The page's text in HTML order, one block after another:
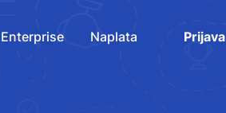
Enterprise Naplata Prijava